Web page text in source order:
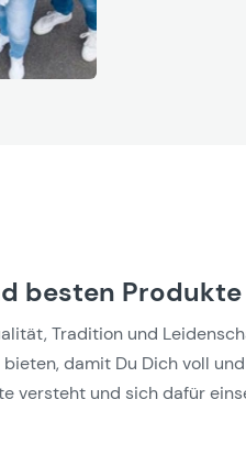
besten
Tradition und
damit Du Dich voll
versteht und sich dafür